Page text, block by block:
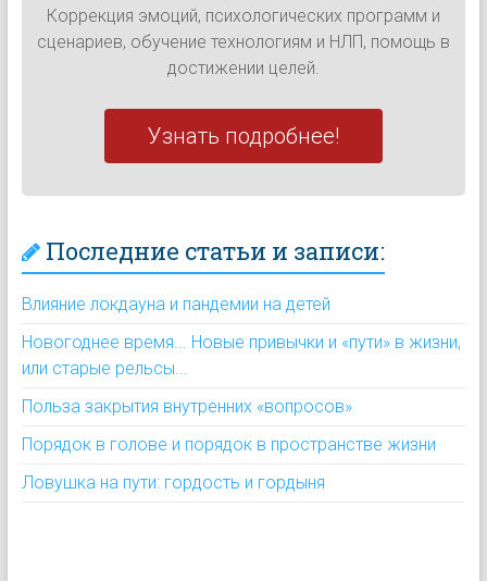
Коррекция эмоций, психологических программ и
сценариев, обучение технологиям и НЛП, помощь в
достижении целей.
Узнать подробнее!
Последние статьи и записи:
Влияние локдауна и пандемии на детей
Новогоднее время... Новые привычки и «пути» в жизни,
или старые рельсы...
Польза закрытия внутренних «вопросов»
Порядок в голове и порядок в пространстве жизни
Ловушка на пути: гордость и гордыня